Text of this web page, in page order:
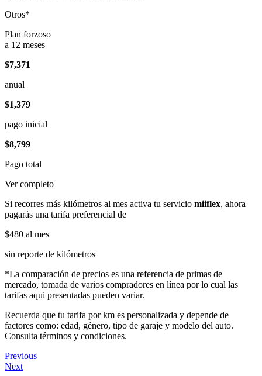
Otros*
Plan forzoso
a 12 meses
$7,371
anual
$1,379
pago inicial
$8,799
Pago total
Ver completo
Si recorres más kilómetros al mes activa tu servicio miiflex, ahora
pagarás una tarifa preferencial de
$480 al mes
sin reporte de kilómetros
*La comparación de precios es una referencia de primas de
mercado, tomada de varios compradores en línea por lo cual las
tarifas aqui presentadas pueden variar.
Recuerda que tu tarifa por km es personalizada y depende de
factores como: edad, género, tipo de garaje y modelo del auto.
Consulta términos y condiciones.
Previous
Next